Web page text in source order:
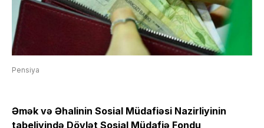
Pensiya
Əmək və Əhalinin Sosial Müdafiəsi Nazirliyinin
tabeliyində Dövlət Sosial Müdafiə Fondu